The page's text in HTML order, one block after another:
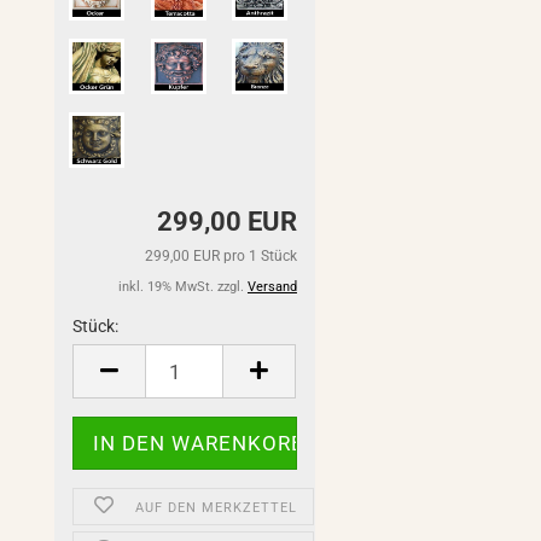
299,00 EUR
299,00 EUR pro 1 Stück
inkl. 19% MwSt. zzgl. Versand
Stück:
Stück
AUF DEN MERKZETTEL